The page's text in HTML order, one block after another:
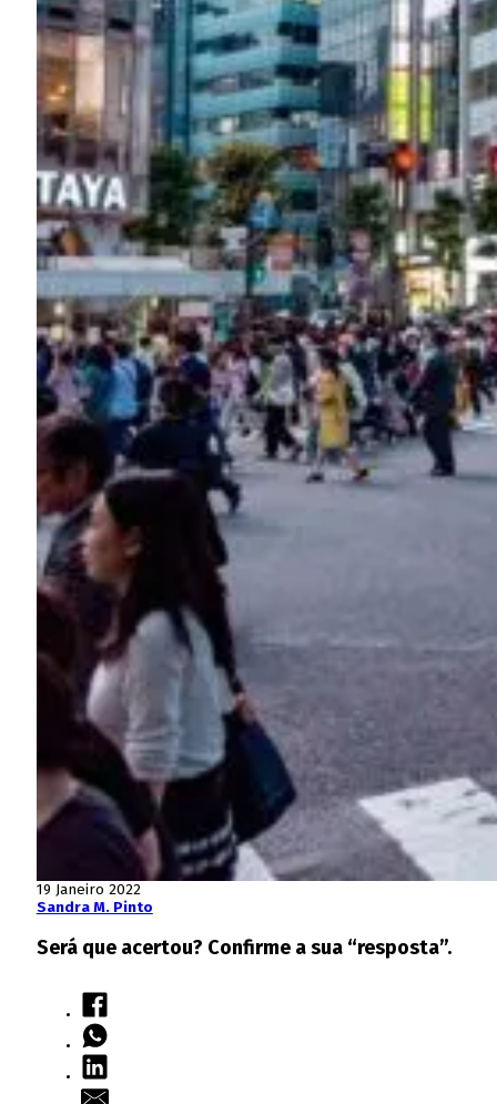
19 Janeiro 2022
Sandra M. Pinto
Será que acertou? Confirme a sua “resposta”.